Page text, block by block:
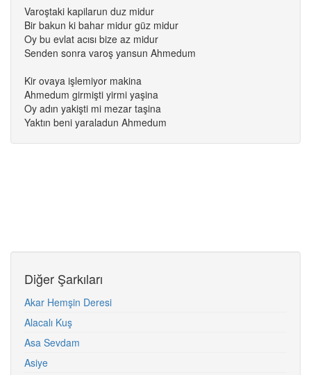
Varoştaki kapilarun duz midur
Bir bakun ki bahar midur güz midur
Oy bu evlat acısı bize az midur
Senden sonra varoş yansun Ahmedum
Kir ovaya işlemiyor makina
Ahmedum girmişti yirmi yaşina
Oy adın yakişti mi mezar taşina
Yaktın beni yaraladun Ahmedum
Diğer Şarkıları
Akar Hemşin Deresi
Alacalı Kuş
Asa Sevdam
Asiye